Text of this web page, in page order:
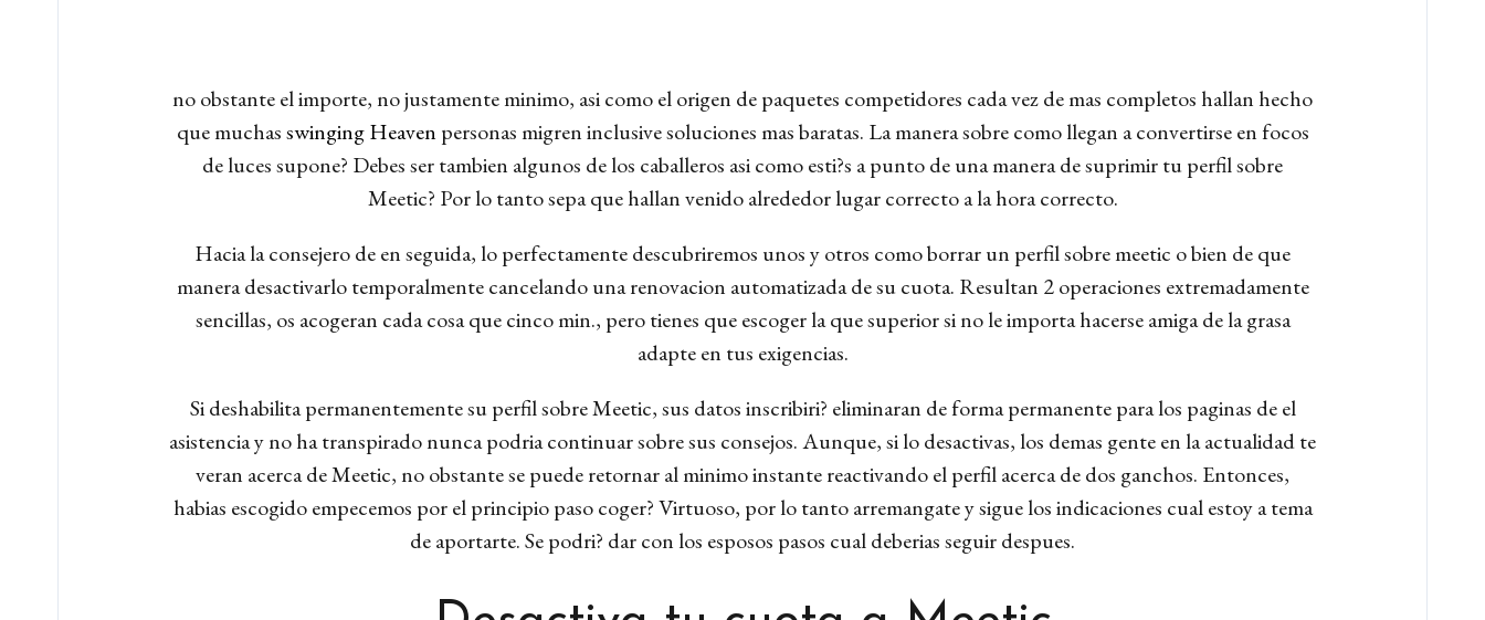
no obstante el importe, no justamente minimo, asi­ como el origen de paquetes competidores cada vez de mas completos hallan hecho
que muchasswinging Heaven personas migren inclusive soluciones mas baratas. La manera sobre como llegan a convertirse en focos
de luces supone? Debes ser tambien algunos de los caballeros asi­ como esti?s a punto de una manera de suprimir tu perfil sobre
Meetic? Por lo tanto sepa que hallan venido alrededor lugar correcto a la hora correcto.
Hacia la consejero de en seguida, lo perfectamente descubriremos unos y otros como borrar un perfil sobre meetic o bien de que
manera desactivarlo temporalmente cancelando una renovacion automatizada de su cuota. Resultan 2 operaciones extremadamente
sencillas, os acogeran cada cosa que cinco min., pero tienes que escoger la que superior si no le importa hacerse amiga de la grasa
adapte en tus exigencias.
Si deshabilita permanentemente su perfil sobre Meetic, sus datos inscribiri? eliminaran de forma permanente para los paginas de el
asistencia y no ha transpirado nunca podria continuar sobre sus consejos. Aunque, si lo desactivas, los demas gente en la actualidad te
veran acerca de Meetic, no obstante se puede retornar al mi­nimo instante reactivando el perfil acerca de dos ganchos. Entonces,
habias escogido empecemos por el principio paso coger? Virtuoso, por lo tanto arremangate y sigue los indicaciones cual estoy a tema
de aportarte. Se podri? dar con los esposos pasos cual deberias seguir despues.